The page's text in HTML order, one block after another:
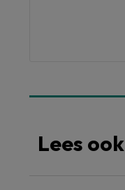
Lees ook